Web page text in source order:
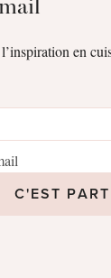
en
C'EST